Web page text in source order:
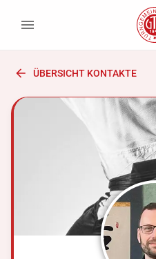
ÜBERSICHT KONTAKTE